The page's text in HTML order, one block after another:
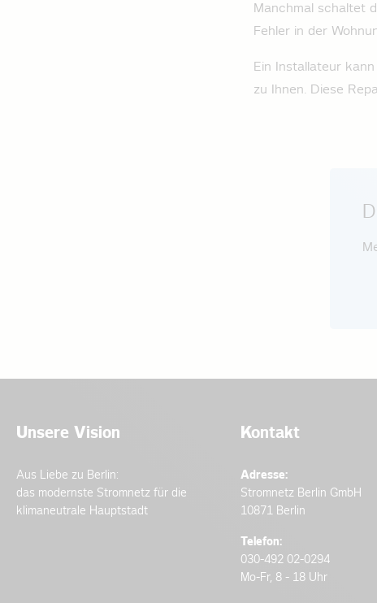
Manchmal schaltet
Fehler in der
Ein Installateur­
zu Ihnen. Diese
Unsere Vision
Aus Liebe zu Berlin:
das modernste Stromnetz für die
klimaneutrale Hauptstadt
Kontakt
Adresse:
Stromnetz Berlin GmbH
10871 Berlin
Telefon:
030-492 02-0294
Mo-Fr, 8 - 18 Uhr